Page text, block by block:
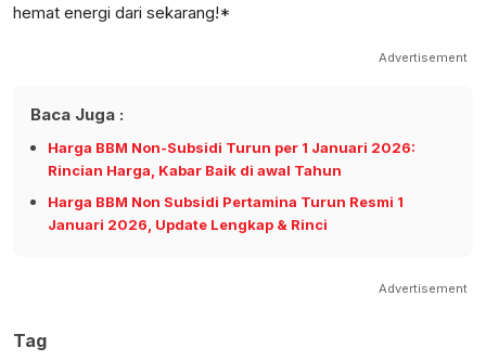
hemat energi dari sekarang!*
Advertisement
Baca Juga :
Harga BBM Non-Subsidi Turun per 1 Januari 2026:
Rincian Harga, Kabar Baik di awal Tahun
Harga BBM Non Subsidi Pertamina Turun Resmi 1
Januari 2026, Update Lengkap & Rinci
Advertisement
Tag